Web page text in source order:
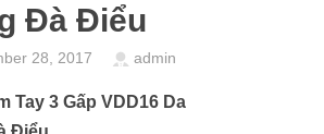
Đà Điểu
28, 2017 admin
Tay 3 Gấp VDD16 Da